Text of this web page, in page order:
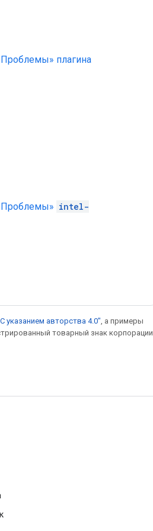
плагина
intel-
указанием авторства 4.0" , а примеры
товарный знак корпорации